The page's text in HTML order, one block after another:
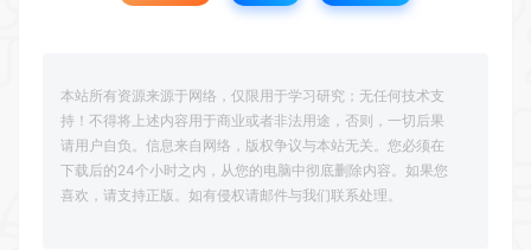
本站所有资源来源于网络，仅限用于学习研究；无任何技术支
持！不得将上述内容用于商业或者非法用途，否则，一切后果
请用户自负。信息来自网络，版权争议与本站无关。您必须在
下载后的24个小时之内，从您的电脑中彻底删除内容。如果您
喜欢，请支持正版。如有侵权请邮件与我们联系处理。